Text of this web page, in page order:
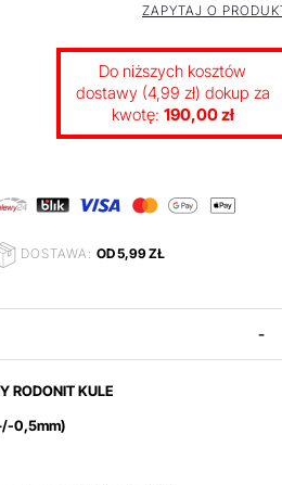
ZAPYTAJ O
Do niższych kosztów
dostawy (4,99 zł) dokup za
kwotę: 190,00 zł
DOSTAWA: OD 5,99 ZŁ
-
RODONIT KULE
0,5mm)